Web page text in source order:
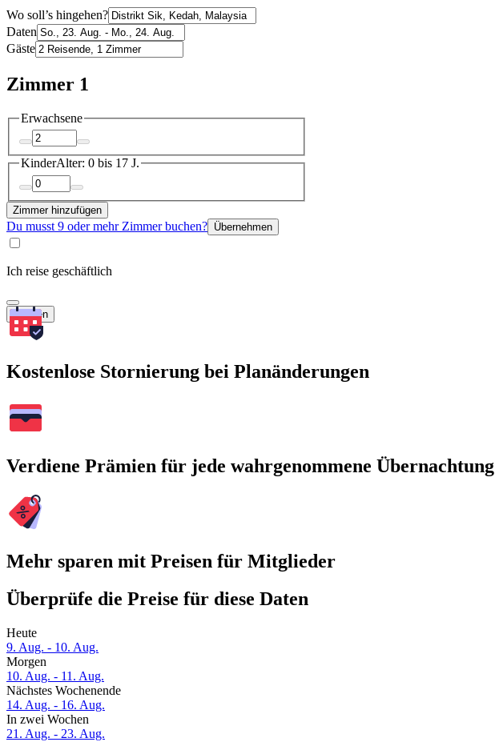
Wo soll’s hingehen?
Daten
Gäste
Zimmer 1
Erwachsene
KinderAlter: 0 bis 17 J.
Zimmer hinzufügen
Du musst 9 oder mehr Zimmer buchen? Übernehmen
Ich reise geschäftlich
Suchen
Kostenlose Stornierung bei Planänderungen
Verdiene Prämien für jede wahrgenommene Übernachtung
Mehr sparen mit Preisen für Mitglieder
Überprüfe die Preise für diese Daten
Heute
9. Aug. - 10. Aug.
Morgen
10. Aug. - 11. Aug.
Nächstes Wochenende
14. Aug. - 16. Aug.
In zwei Wochen
21. Aug. - 23. Aug.